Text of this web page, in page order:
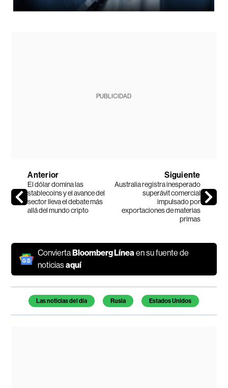
PUBLICIDAD
Anterior
El dólar domina las
stablecoins y el avance del
sector lleva el debate más
allá del mundo cripto
Siguiente
Australia registra inesperado
superávit comercial
impulsado por
exportaciones de materias
primas
ConviertaBloomberg Líneaen su fuente de
noticiasaquí
Temas de este artículo
Las noticias del día Rusia Estados Unidos